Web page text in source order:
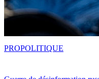
PROPOLITIQUE